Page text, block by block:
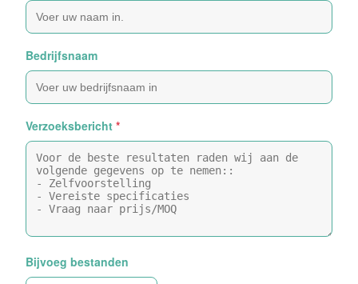
Bedrijfsnaam
Verzoeksbericht *
Bijvoeg bestanden